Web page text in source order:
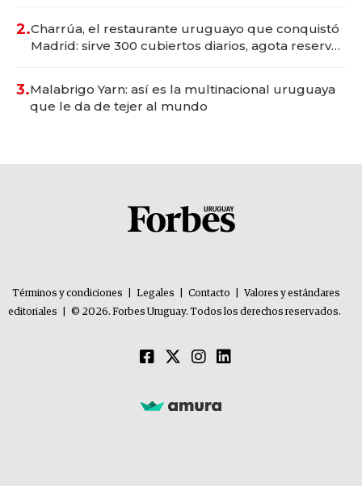
2.Charrúa, el restaurante uruguayo que conquistó
Madrid: sirve 300 cubiertos diarios, agota reservas
3.Malabrigo Yarn: así es la multinacional uruguaya
que le da de tejer al mundo
Términos y condiciones Legales Contacto
Valores y estándares
editoriales
© 2026. Forbes Uruguay. Todos los derechos reservados.